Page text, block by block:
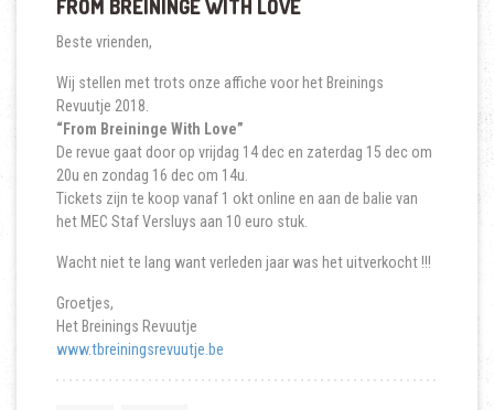
FROM BREININGE WITH LOVE
Beste vrienden,
Wij stellen met trots onze affiche voor het Breinings
Revuutje 2018.
“From Breininge With Love”
De revue gaat door op vrijdag 14 dec en zaterdag 15 dec om
20u en zondag 16 dec om 14u.
Tickets zijn te koop vanaf 1 okt online en aan de balie van
het MEC Staf Versluys aan 10 euro stuk.
Wacht niet te lang want verleden jaar was het uitverkocht !!!
Groetjes,
Het Breinings Revuutje
www.tbreiningsrevuutje.be